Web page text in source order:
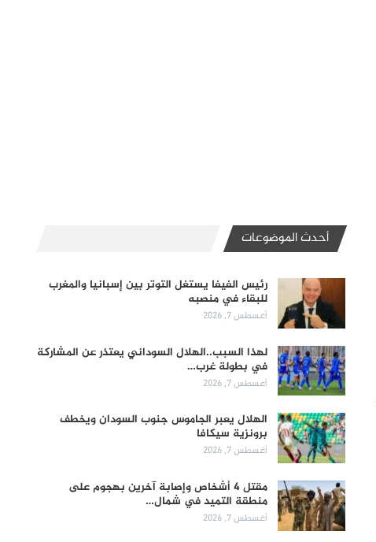
أحدث الموضوعات
رئيس الفيفا يستغل التوتر بين إسبانيا والمغرب
للبقاء في منصبه
أغسطس 7, 2026
لهذا السبب..الهلال السوداني يعتذر عن المشاركة
في بطولة غرب…
أغسطس 7, 2026
الهلال يعبر الجاموس جنوب السودان ويخطف
برونزية سيكافا
أغسطس 7, 2026
مقتل 4 أشخاص وإصابة آخرين بهجوم على
منطقة التميد في شمال…
أغسطس 7, 2026